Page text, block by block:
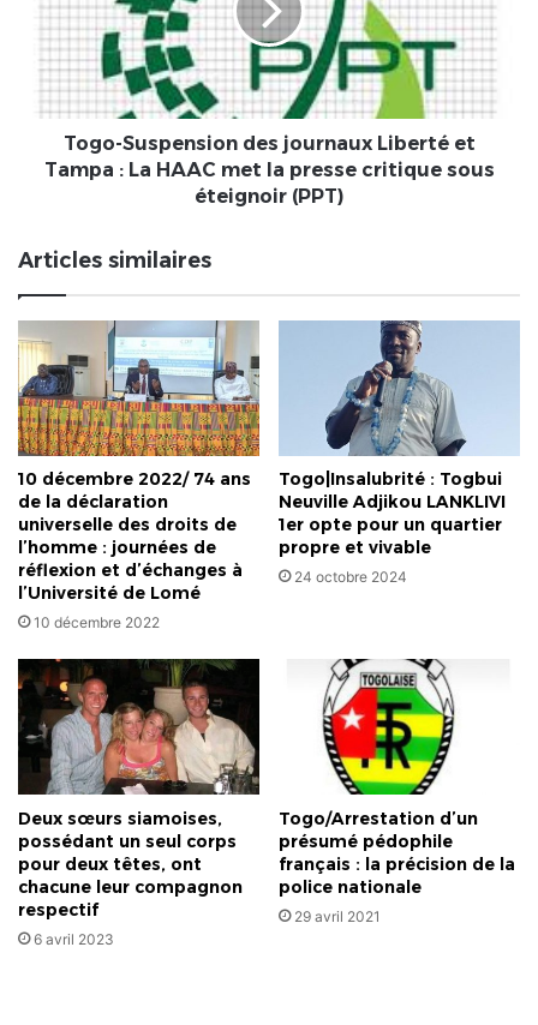
Liberté
Tampa
sous
éteignoir
(PPT)
Togo-Suspension des journaux Liberté et
Tampa : La HAAC met la presse critique sous
éteignoir (PPT)
Articles similaires
10 décembre 2022/ 74 ans
de la déclaration
universelle des droits de
l’homme : journées de
réflexion et d’échanges à
l’Université de Lomé
10 décembre 2022
Togo|Insalubrité : Togbui
Neuville Adjikou LANKLIVI
1er opte pour un quartier
propre et vivable
24 octobre 2024
Deux sœurs siamoises,
possédant un seul corps
pour deux têtes, ont
chacune leur compagnon
respectif
6 avril 2023
Togo/Arrestation d’un
présumé pédophile
français : la précision de la
police nationale
29 avril 2021